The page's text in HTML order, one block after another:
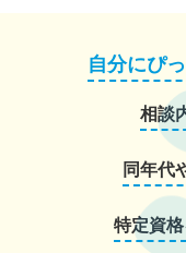
自分にぴ
相談
同年代
特定資